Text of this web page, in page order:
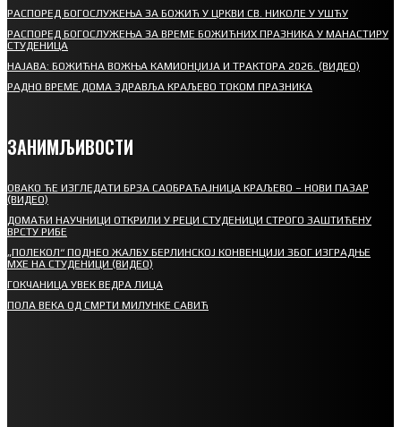
РАСПОРЕД БОГОСЛУЖЕЊА ЗА БОЖИЋ У ЦРКВИ СВ. НИКОЛЕ У УШЋУ
РАСПОРЕД БОГОСЛУЖЕЊА ЗА ВРЕМЕ БОЖИЋНИХ ПРАЗНИКА У МАНАСТИРУ
СТУДЕНИЦА
НАЈАВА: БОЖИЋНА ВОЖЊА КАМИОНЏИЈА И ТРАКТОРА 2026. (ВИДЕО)
РАДНО ВРЕМЕ ДОМА ЗДРАВЉА КРАЉЕВО ТОКОМ ПРАЗНИКА
ЗАНИМЉИВОСТИ
ОВАКО ЋЕ ИЗГЛЕДАТИ БРЗА САОБРАЋАЈНИЦА КРАЉЕВО – НОВИ ПАЗАР
(ВИДЕО)
ДОМАЋИ НАУЧНИЦИ ОТКРИЛИ У РЕЦИ СТУДЕНИЦИ СТРОГО ЗАШТИЋЕНУ
ВРСТУ РИБЕ
„ПОЛЕКОЛ“ ПОДНЕО ЖАЛБУ БЕРЛИНСКОЈ КОНВЕНЦИЈИ ЗБОГ ИЗГРАДЊЕ
МХЕ НА СТУДЕНИЦИ (ВИДЕО)
ГОКЧАНИЦА УВЕК ВЕДРА ЛИЦА
ПОЛА ВЕКА ОД СМРТИ МИЛУНКЕ САВИЋ